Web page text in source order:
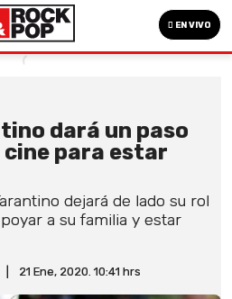
EN VIVO
dará un paso
para estar
dejará de lado su rol
a su familia y estar
21 Ene, 2020. 10:41 hrs